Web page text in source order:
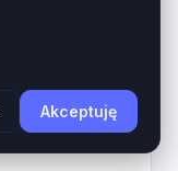
BIZ
Akceptuję